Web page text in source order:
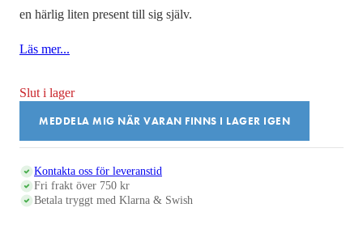
en härlig liten present till sig själv.
Läs mer...
Slut i lager
MEDDELA MIG NÄR VARAN FINNS I LAGER IGEN
Kontakta oss för leveranstid
Fri frakt över 750 kr
Betala tryggt med Klarna & Swish